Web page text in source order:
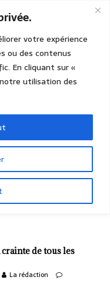
votre expérience
ou des contenus
En cliquant sur «
utilisation des
crainte de tous les
La rédaction